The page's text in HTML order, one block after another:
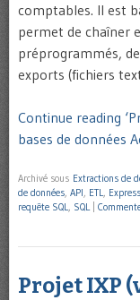
comptables. Il est
permet de chaîner
préprogrammés,
exports (fichiers
Continue reading
bases de données
Archivé sous Extractions de
de données, API, ETL,
requête SQL, SQL
Projet IXP